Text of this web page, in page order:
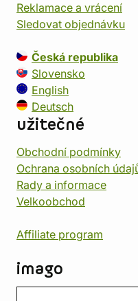
Reklamace a vrácení
Sledovat objednávku
Česká republika
Slovensko
English
Deutsch
užitečné
Obchodní podmínky
Ochrana osobních
Rady a informace
Velkoobchod
Affiliate program
imago